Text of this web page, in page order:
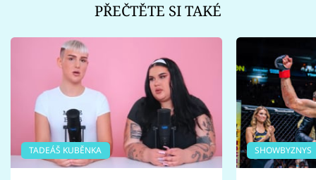
PŘEČTĚTE SI TAKÉ
TADEÁŠ KUBĚNKA SHOWBYZNYS